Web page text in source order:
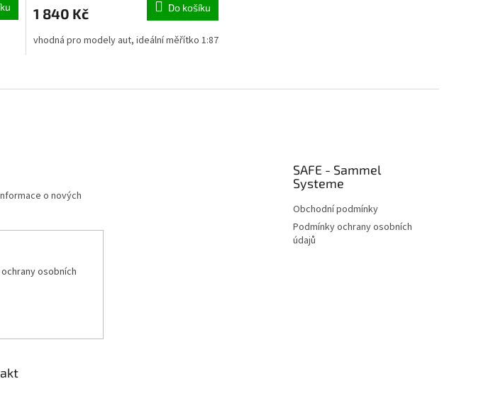
1 840 Kč Do košíku
vhodná pro modely aut, ideální měřítko 1:87
v
o nových
osobních
SAFE - Sammel
Systeme
Obchodní podmínky
Podmínky ochrany osobních
údajů